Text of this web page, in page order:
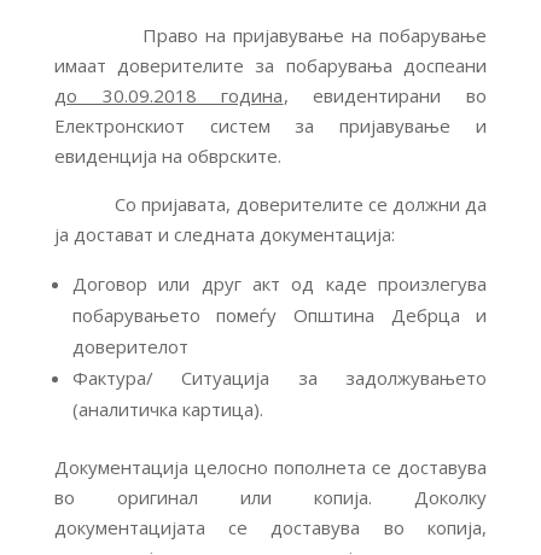
Право на пријавување на побарување
имаат доверителите за побарувања доспеани
до 30.09.2018 година, евидентирани во
Електронскиот систем за пријавување и
евиденција на обврските.
Со пријавата, доверителите се должни да
ја достават и следната документација:
Договор или друг акт од каде произлегува
побарувањето помеѓу Општина Дебрца и
доверителот
Фактура/ Ситуација за задолжувањето
(аналитичка картица).
Документација целосно пополнета се доставува
во оригинал или копија. Доколку
документацијата се доставува во копија,